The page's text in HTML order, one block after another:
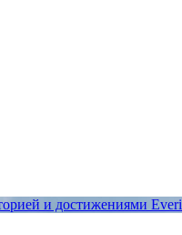
и достижениями